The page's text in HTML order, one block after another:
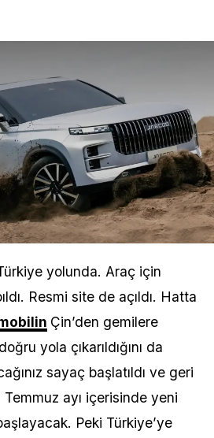
yolunda. Araç için
Resmi site de açıldı. Hatta
Çin’den gemilere
yola çıkarıldığını da
sayaç başlatıldı ve geri
ayı içerisinde yeni
Peki Türkiye’ye